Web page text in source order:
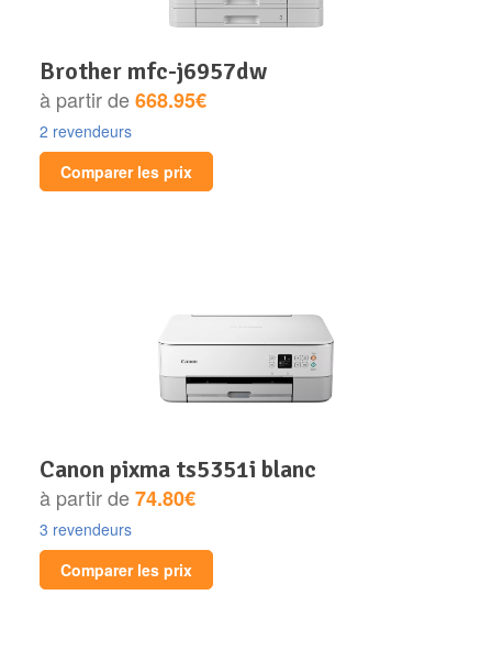
brother mfc-j6957dw
à partir de668.95€
2 revendeurs
Comparer les prix
canon pixma ts5351i blanc
à partir de74.80€
3 revendeurs
Comparer les prix